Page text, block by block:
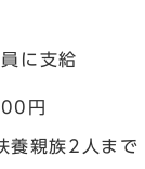
に支給
円
養親族2人ま